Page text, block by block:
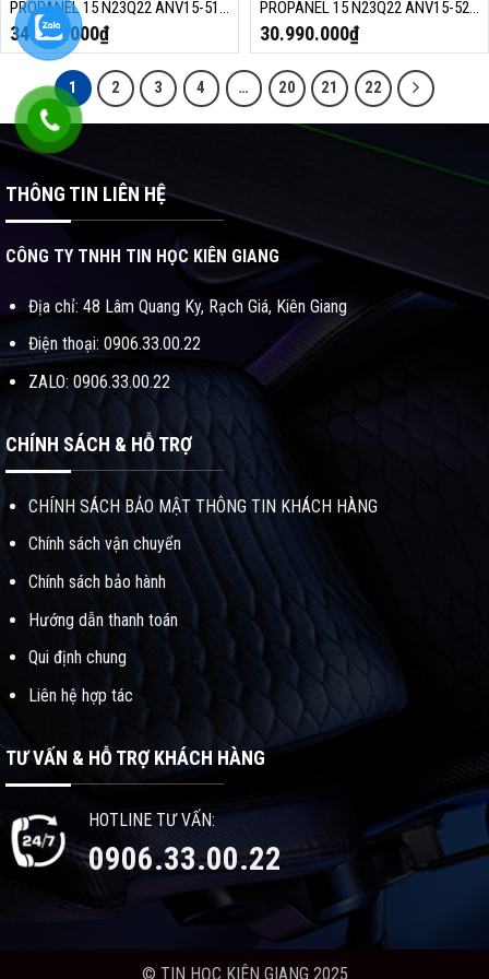
PROPANEL 15 N23Q22 ANV15-51-
78BG (INTEL CORE I7-13620H,
RAM 16GB, SSD 512GB, RTX 4060
8GB, 15.6 INCH, WIN 11, ĐEN,
NH.QQESV.00A)
34.390.000₫
PROPANEL 15 N23Q22 ANV15-52-
59AA (INTEL CORE I5-13420H,
RAM 16GB, SSD 512GB, RTX 5050,
15.6 INCH, WIN 11, ĐEN,
NH.QZ9SV.002)
30.990.000₫
1 2 3 4 … 20 21 22
THÔNG TIN LIÊN HỆ
CÔNG TY TNHH TIN HỌC KIÊN GIANG
Địa chỉ: 48 Lâm Quang Ky, Rạch Giá, Kiên Giang
Điện thoại: 0906.33.00.22
ZALO: 0906.33.00.22
CHÍNH SÁCH & HỖ TRỢ
CHÍNH SÁCH BẢO MẬT THÔNG TIN KHÁCH HÀNG
Chính sách vận chuyển
Chính sách bảo hành
Hướng dẫn thanh toán
Qui định chung
Liên hệ hợp tác
TƯ VẤN & HỖ TRỢ KHÁCH HÀNG
HOTLINE TƯ VẤN:
0906.33.00.22
© TIN HỌC KIÊN GIANG 2025